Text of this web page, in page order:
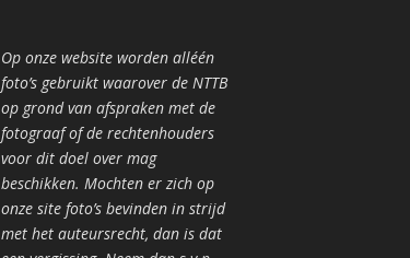
Op onze website worden alléén
foto’s gebruikt waarover de NTTB
op grond van afspraken met de
fotograaf of de rechtenhouders
voor dit doel over mag
beschikken. Mochten er zich op
onze site foto’s bevinden in strijd
met het auteursrecht, dan is dat